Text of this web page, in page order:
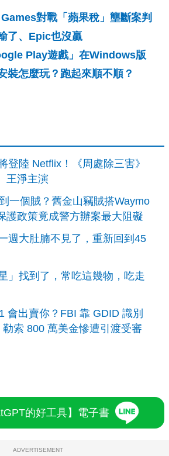
對戰「蘋果稅」壟斷案判
了、Epic也沒贏
Play遊戲」在Windows版
裝怎麼玩？跑起來順不順？
登陸 Netflix！《周處除三害》
王淨主演
一個賊？舊金山竊賊搭Waymo
護政策竟成警方辦案最大阻礙
週大肚腩不見了，重新回到45
」找到了，常吃這幾物，吃走
會出賣你？FBI 靠 GDID 識別
索 800 萬美金慘遭引渡受審
的好工具】電子書
ADVERTISEMENT